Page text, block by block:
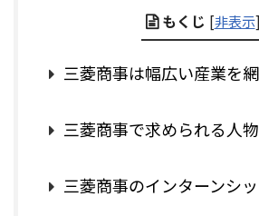
もくじ [非表示]
三菱商事は幅広い産業を
三菱商事で求められる人
三菱商事のインターンシ